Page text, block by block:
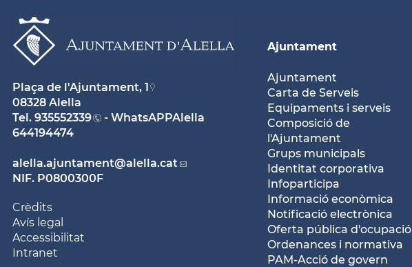
Ajuntament
Ajuntament
Carta de Serveis
Equipaments i serveis
Composició de
l'Ajuntament
Grups municipals
Identitat corporativa
Infoparticipa
Informació econòmica
Notificació electrònica
Oferta pública d'ocupació
Ordenances i normativa
PAM-Acció de govern
Plaça de l'Ajuntament, 1
08328 Alella
Tel. 935552339
- WhatsAPPAlella
644194474
alella.ajuntament@alella.cat
NIF. P0800300F
Crèdits
Avís legal
Accessibilitat
Intranet